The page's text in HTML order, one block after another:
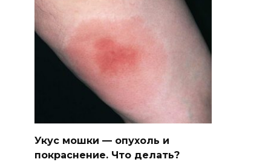
Укус мошки — опухоль и
покраснение. Что делать?